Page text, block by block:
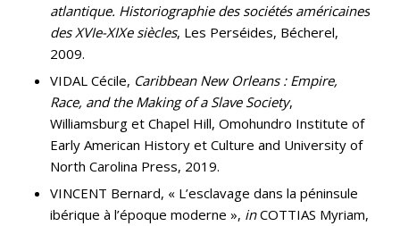
atlantique. Historiographie des sociétés américaines
des XVIe-XIXe siècles, Les Perséides, Bécherel,
2009.
VIDAL Cécile, Caribbean New Orleans : Empire,
Race, and the Making of a Slave Society,
Williamsburg et Chapel Hill, Omohundro Institute of
Early American History et Culture and University of
North Carolina Press, 2019.
VINCENT Bernard, « L’esclavage dans la péninsule
ibérique à l’époque moderne », inCOTTIAS Myriam,